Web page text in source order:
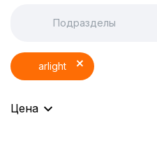
Подразделы
arlight
Цена